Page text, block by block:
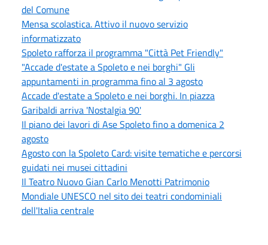
del Comune
Mensa scolastica. Attivo il nuovo servizio
informatizzato
Spoleto rafforza il programma "Città Pet Friendly"
"Accade d'estate a Spoleto e nei borghi" Gli
appuntamenti in programma fino al 3 agosto
Accade d'estate a Spoleto e nei borghi. In piazza
Garibaldi arriva 'Nostalgia 90'
Il piano dei lavori di Ase Spoleto fino a domenica 2
agosto
Agosto con la Spoleto Card: visite tematiche e percorsi
guidati nei musei cittadini
Il Teatro Nuovo Gian Carlo Menotti Patrimonio
Mondiale UNESCO nel sito dei teatri condominiali
dell'Italia centrale